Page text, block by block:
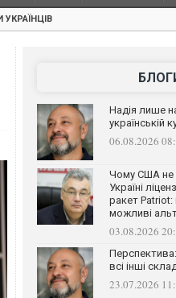
Надія лише
українській
06.08.2026
Чому США не
Україні
ракет Patriot:
можливі
03.08.2026
всі інші
23.07.2026